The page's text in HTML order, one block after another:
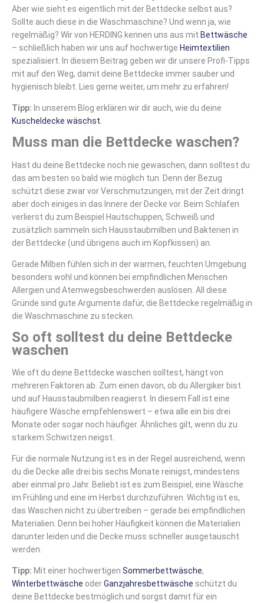
Aber wie sieht es eigentlich mit der Bettdecke selbst aus?
Sollte auch diese in die Waschmaschine? Und wenn ja, wie
regelmäßig? Wir von HERDING kennen uns aus mit Bettwäsche
– schließlich haben wir uns auf hochwertige Heimtextilien
spezialisiert. In diesem Beitrag geben wir dir unsere Profi-Tipps
mit auf den Weg, damit deine Bettdecke immer sauber und
hygienisch bleibt. Lies gerne weiter, um mehr zu erfahren!
Tipp: In unserem Blog erklären wir dir auch, wie du deine
Kuscheldecke wäschst
Muss man die Bettdecke waschen?
Hast du deine Bettdecke noch nie gewaschen, dann solltest du
das am besten so bald wie möglich tun. Denn der Bezug
schützt diese zwar vor Verschmutzungen, mit der Zeit dringt
aber doch einiges in das Innere der Decke vor. Beim Schlafen
verlierst du zum Beispiel Hautschuppen, Schweiß und
zusätzlich sammeln sich Hausstaubmilben und Bakterien in
der Bettdecke (und übrigens auch im Kopfkissen) an.
Gerade Milben fühlen sich in der warmen, feuchten Umgebung
besonders wohl und können bei empfindlichen Menschen
Allergien und Atemwegsbeschwerden auslösen. All diese
Gründe sind gute Argumente dafür, die Bettdecke regelmäßig in
die Waschmaschine zu stecken.
So oft solltest du deine Bettdecke
waschen
Wie oft du deine Bettdecke waschen solltest, hängt von
mehreren Faktoren ab. Zum einen davon, ob du Allergiker bist
und auf Hausstaubmilben reagierst. In diesem Fall ist eine
häufigere Wäsche empfehlenswert – etwa alle ein bis drei
Monate oder sogar noch häufiger. Ähnliches gilt, wenn du zu
starkem Schwitzen neigst.
Für die normale Nutzung ist es in der Regel ausreichend, wenn
du die Decke alle drei bis sechs Monate reinigst, mindestens
aber einmal pro Jahr. Beliebt ist es zum Beispiel, eine Wäsche
im Frühling und eine im Herbst durchzuführen. Wichtig ist es,
das Waschen nicht zu übertreiben – gerade bei empfindlichen
Materialien. Denn bei hoher Häufigkeit können die Materialien
darunter leiden und die Decke muss schneller ausgetauscht
werden.
Tipp: Mit einer hochwertigen Sommerbettwäsche,
Winterbettwäsche oderGanzjahresbettwäsche schützt du
deine Bettdecke bestmöglich und sorgst damit für ein